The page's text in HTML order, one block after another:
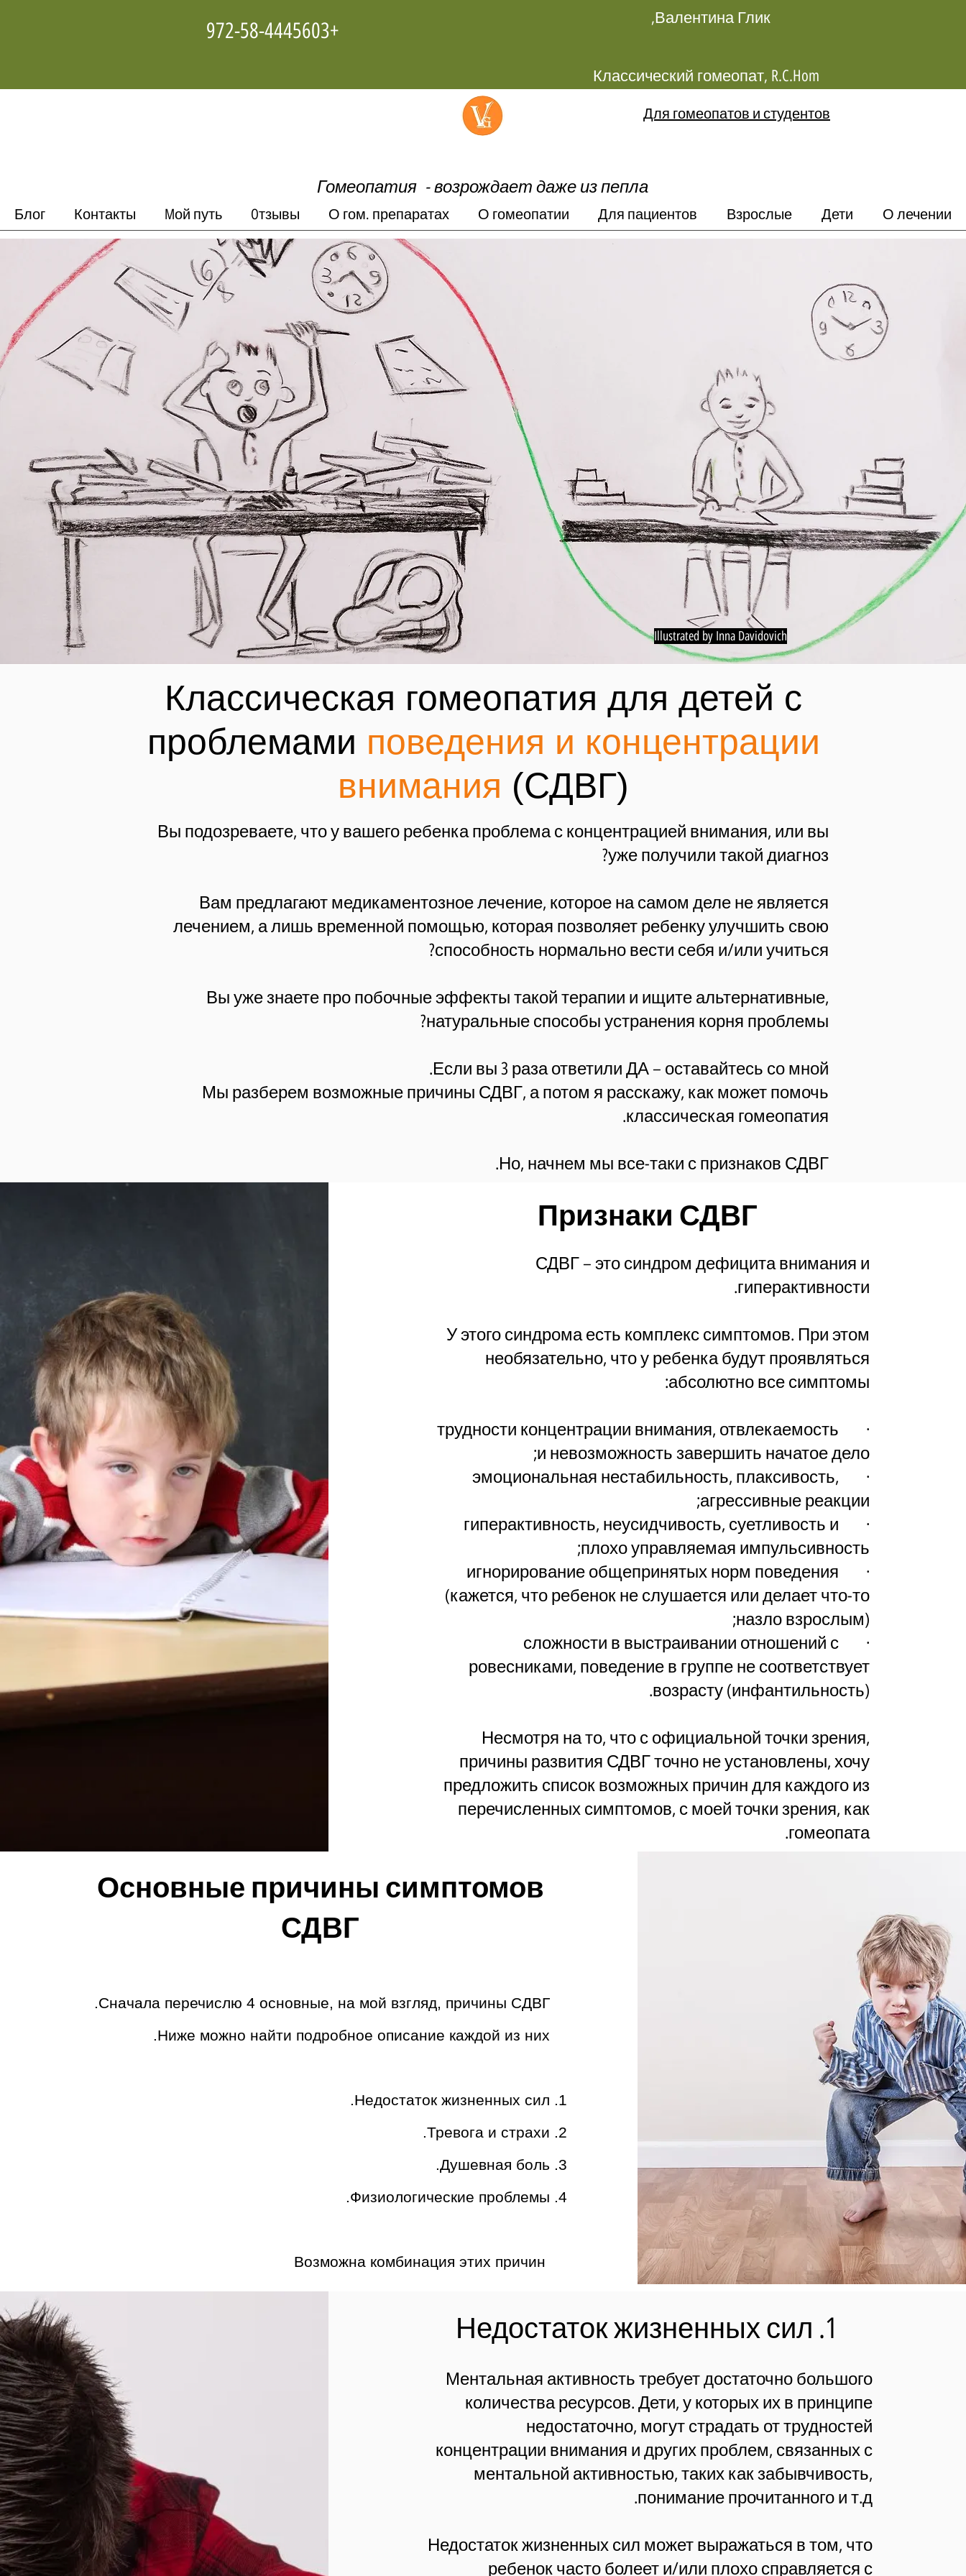
Валентина Глик,
+972-58-4445603
Для гомеопатов и студентов
Гомеопатия -возрождает даже из пепла
О лечении
Дети
Взрослые
Для пациентов
О гомеопатии
О гом. препаратах
Oтзывы
Mой путь
Контакты
Блог
Illustrated by Inna Davidovich
Классическая гомеопатия для детей с
проблемами поведения и концентрации
внимания (СДВГ)
Вы подозреваете, что у вашего ребенка проблема с концентрацией внимания, или вы
уже получили такой диагноз?
Вам предлагают медикаментозное лечение, которое на самом деле не является
лечением, а лишь временной помощью, которая позволяет ребенку улучшить свою
способность нормально вести себя и/или учиться?
Вы уже знаете про побочные эффекты такой терапии и ищите альтернативные,
натуральные способы устранения корня проблемы?
Если вы 3 раза ответили ДА – оставайтесь со мной.
Мы разберем возможные причины СДВГ, а потом я расскажу, как может помочь
классическая гомеопатия.
Но, начнем мы все-таки с признаков СДВГ.
Признаки СДВГ
СДВГ – это синдром дефицита внимания и
гиперактивности.
У этого синдрома есть комплекс симптомов. При этом
необязательно, что у ребенка будут проявляться
абсолютно все симптомы:
· трудности концентрации внимания, отвлекаемость
и невозможность завершить начатое дело;
· эмоциональная нестабильность, плаксивость,
агрессивные реакции;
· гиперактивность, неусидчивость, суетливость и
плохо управляемая импульсивность;
· игнорирование общепринятых норм поведения
(кажется, что ребенок не слушается или делает что-то
назло взрослым);
· сложности в выстраивании отношений с
ровесниками, поведение в группе не соответствует
возрасту (инфантильность).
Несмотря на то, что с официальной точки зрения,
причины развития СДВГ точно не установлены, хочу
предложить список возможных причин для каждого из
перечисленных симптомов, с моей точки зрения, как
гомеопата.
Основные причины симптомов
СДВГ
Сначала перечислю 4 основные, на мой взгляд, причины СДВГ.
Ниже можно найти подробное описание каждой из них.
Недостаток жизненных сил.
Тревога и страхи.
Душевная боль.
Физиологические проблемы.
1. Недостаток жизненных сил
Ментальная активность требует достаточно большого
количества ресурсов. Дети, у которых их в принципе
недостаточно, могут страдать от трудностей
концентрации внимания и других проблем, связанных с
ментальной активностью, таких как забывчивость,
понимание прочитанного и т.д.
Недостаток жизненных сил может выражаться в том, что
ребенок часто болеет и/или плохо справляется с